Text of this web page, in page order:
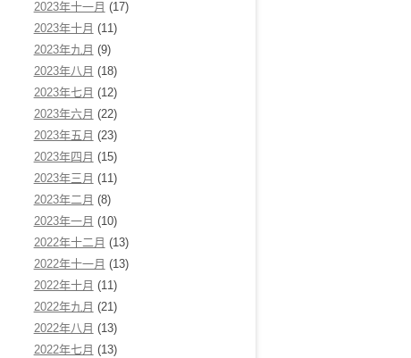
2023年十一月 (17)
2023年十月 (11)
2023年九月 (9)
2023年八月 (18)
2023年七月 (12)
2023年六月 (22)
2023年五月 (23)
2023年四月 (15)
2023年三月 (11)
2023年二月 (8)
2023年一月 (10)
2022年十二月 (13)
2022年十一月 (13)
2022年十月 (11)
2022年九月 (21)
2022年八月 (13)
2022年七月 (13)